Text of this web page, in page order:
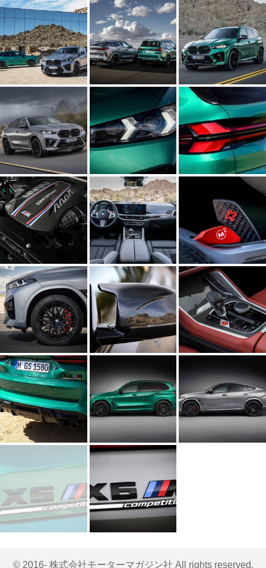
© 2016- 株式会社モーターマガジン社 All rights reserved.